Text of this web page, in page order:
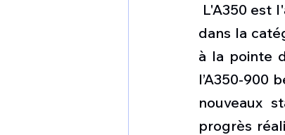
L'A350 est
dans la
à la pointe
l’A350-900
nouveaux
progrès